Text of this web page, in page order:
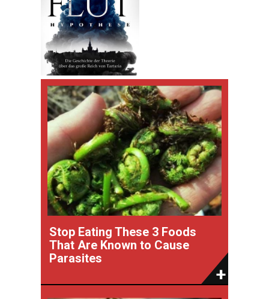
Stop Eating These 3 Foods
That Are Known to Cause
Parasites